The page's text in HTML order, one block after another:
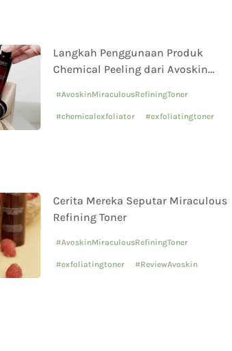
Langkah Penggunaan Produk
Chemical Peeling dari Avoskin
#AvoskinMiraculousRefiningToner
#chemicalexfoliator #exfoliatingtoner
Cerita Mereka Seputar Miraculous
Refining Toner
#AvoskinMiraculousRefiningToner
#exfoliatingtoner #ReviewAvoskin